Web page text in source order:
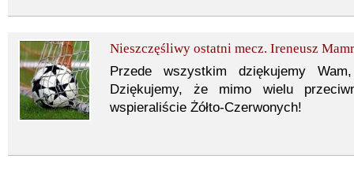
Nieszczęśliwy ostatni mecz. Ireneusz
Przede wszystkim dziękujemy
Dziękujemy, że mimo wielu
wspieraliście Żółto-Czerwonych!